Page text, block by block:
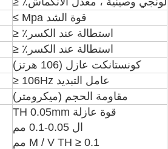
قوة الشد Mpa ≥
استطالة عند الكسر٪ ≤
استطالة عند الكسر٪ ≤
كونستانكت عازل (106 هرتز)
عامل التبديد 106Hz ≤
مقاومة الحجم (ميكرومتر)
قوة عازلة TH 0.05mm
ال 0.05-0.1 مم
M / V TH ≥ 0.1 مم